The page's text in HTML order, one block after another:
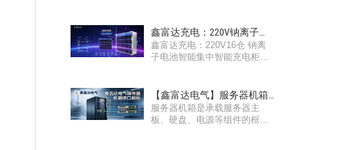
鑫富达充电：220V钠离子电
池智能集中智能充···
鑫富达充电：220V16仓 钠离
子电池智能集中智能充电柜：
【鑫富达电气】服务器机箱
塔式机箱接口全解···
服务器机箱是承载服务器主
板、硬盘、电源等组件的框